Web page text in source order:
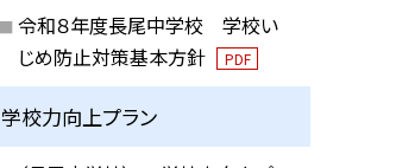
令和８年度長尾中学校 学校い
じめ防止対策基本方針
PDF
学校力向上プラン